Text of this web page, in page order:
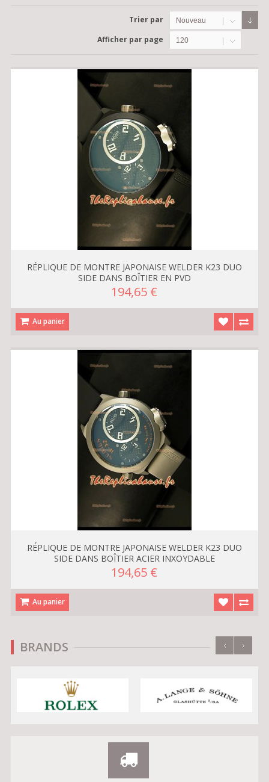
Trier par Nouveau
Afficher par page 120
RÉPLIQUE DE MONTRE JAPONAISE WELDER K23 DUO
SIDE DANS BOÎTIER EN PVD
194,65 €
Au panier
RÉPLIQUE DE MONTRE JAPONAISE WELDER K23 DUO
SIDE DANS BOÎTIER ACIER INXOYDABLE
194,65 €
Au panier
BRANDS ‹ ›